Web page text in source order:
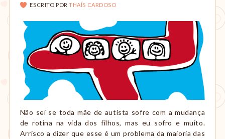
ESCRITO POR THAÍS CARDOSO
Não sei se toda mãe de autista sofre com a mudança
de rotina na vida dos filhos, mas eu sofro e muito.
Arrisco a dizer que esse é um problema da maioria das